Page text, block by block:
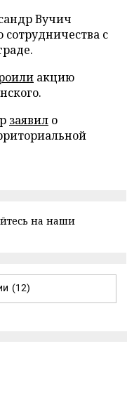
Вучич
сотрудничества с
акцию
заявил о
на наши
(12)